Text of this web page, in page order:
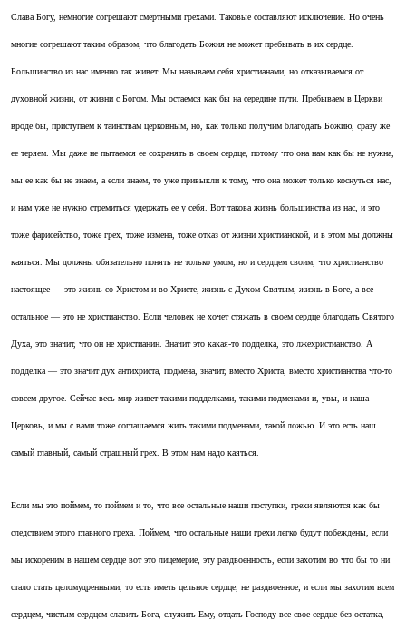
Слава Богу, немногие согрешают смертными грехами. Таковые составляют исключение. Но очень
многие согрешают таким образом, что благодать Божия не может пребывать в их сердце.
Большинство из нас именно так живет. Мы называем себя христианами, но отказываемся от
духовной жизни, от жизни с Богом. Мы остаемся как бы на середине пути. Пребываем в Церкви
вроде бы, приступаем к таинствам церковным, но, как только получим благодать Божию, сразу же
ее теряем. Мы даже не пытаемся ее сохранять в своем сердце, потому что она нам как бы не нужна,
мы ее как бы не знаем, а если знаем, то уже привыкли к тому, что она может только коснуться нас,
и нам уже не нужно стремиться удержать ее у себя. Вот такова жизнь большинства из нас, и это
тоже фарисейство, тоже грех, тоже измена, тоже отказ от жизни христианской, и в этом мы должны
каяться. Мы должны обязательно понять не только умом, но и сердцем своим, что христианство
настоящее — это жизнь со Христом и во Христе, жизнь с Духом Святым, жизнь в Боге, а все
остальное — это не христианство. Если человек не хочет стяжать в своем сердце благодать Святого
Духа, это значит, что он не христианин. Значит это какая-то подделка, это лжехристианство. А
подделка — это значит дух антихриста, подмена, значит, вместо Христа, вместо христианства что-то
совсем другое. Сейчас весь мир живет такими подделками, такими подменами и, увы, и наша
Церковь, и мы с вами тоже соглашаемся жить такими подменами, такой ложью. И это есть наш
самый главный, самый страшный грех. В этом нам надо каяться.
Если мы это поймем, то поймем и то, что все остальные наши поступки, грехи являются как бы
следствием этого главного греха. Поймем, что остальные наши грехи легко будут побеждены, если
мы искореним в нашем сердце вот это лицемерие, эту раздвоенность, если захотим во что бы то ни
стало стать целомудренными, то есть иметь цельное сердце, не раздвоенное; и если мы захотим всем
сердцем, чистым сердцем славить Бога, служить Ему, отдать Господу все свое сердце без остатка,